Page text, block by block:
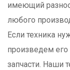
имеющий
любого
Если техника
произведем
запчасти. Наши